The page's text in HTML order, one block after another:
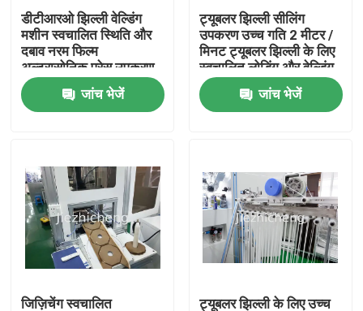
कारखाने का दौरा
गुणवत्ता नियंत्रण
उद्धरण मांगें
चिकित्सा उपकरण पैकेजिंग मशीनें
चिकित्सा उपकरण बनाने की मशीन
डीटीआरओ झिल्ली वेल्डिंग
मशीन स्वचालित स्थिति और
दबाव नरम फिल्म
अल्ट्रासोनिक प्रेस उपकरण
GLM003
जांच भेजें
ट्यूबलर झिल्ली सीलिंग
उपकरण उच्च गति 2 मीटर /
मिनट ट्यूबलर झिल्ली के लिए
स्वचालित लोडिंग और वेल्डिंग
मशीन
जांच भेजें
जिज़िचेंग स्वचालित ट्यूबलर झिल्ली के लिए उच्च